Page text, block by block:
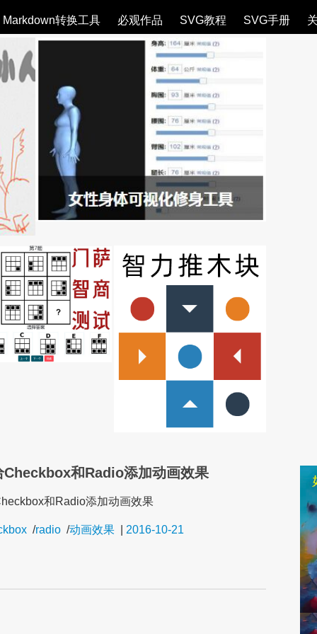
Markdown转换工具 必观作品 SVG教程 SVG手册
Checkbox和Radio添加动画效果
和Radio添加动画效果
/radio /动画效果 2016-10-21